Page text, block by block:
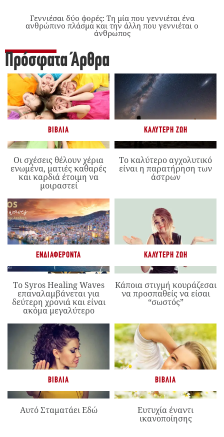
Γεννιέσαι δύο φορές: Tη μία που γεννιέται ένα
ανθρώπινο πλάσμα και την άλλη που γεννιέται ο
άνθρωπος
Πρόσφατα Άρθρα
ΒΙΒΛΊΑ
Οι σχέσεις θέλουν χέρια
ενωμένα, ματιές καθαρές
και καρδιά έτοιμη να
μοιραστεί
ΚΑΛΎΤΕΡΗ ΖΩΉ
Το καλύτερο αγχολυτικό
είναι η παρατήρηση των
άστρων
ΕΝΔΙΑΦΈΡΟΝΤΑ
Το Syros Healing Waves
επαναλαμβάνεται για
δεύτερη χρονιά και είναι
ακόμα μεγαλύτερο
ΚΑΛΎΤΕΡΗ ΖΩΉ
Κάποια στιγμή κουράζεσαι
να προσπαθείς να είσαι
“σωστός”
ΒΙΒΛΊΑ
Αυτό Σταματάει Εδώ
ΒΙΒΛΊΑ
Ευτυχία έναντι
ικανοποίησης